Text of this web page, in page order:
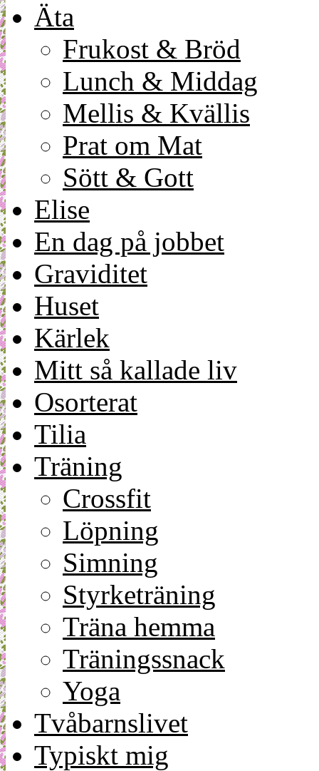
Äta
Frukost & Bröd
Lunch & Middag
Mellis & Kvällis
Prat om Mat
Sött & Gott
Elise
En dag på jobbet
Graviditet
Huset
Kärlek
Mitt så kallade liv
Osorterat
Tilia
Träning
Crossfit
Löpning
Simning
Styrketräning
Träna hemma
Träningssnack
Yoga
Tvåbarnslivet
Typiskt mig